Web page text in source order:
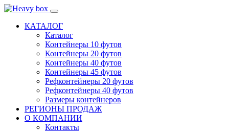
КАТАЛОГ
Каталог
Контейнеры 10 футов
Контейнеры 20 футов
Контейнеры 40 футов
Контейнеры 45 футов
Рефконтейнеры 20 футов
Рефконтейнеры 40 футов
Размеры контейнеров
РЕГИОНЫ ПРОДАЖ
О КОМПАНИИ
Контакты